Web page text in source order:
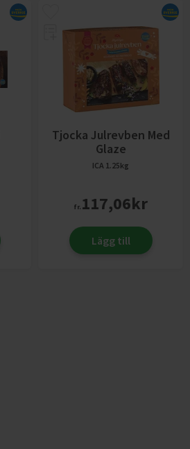
Tjocka Julrevben Med
Glaze
ICA 1.25kg
fr. 117,06kr
Lägg till